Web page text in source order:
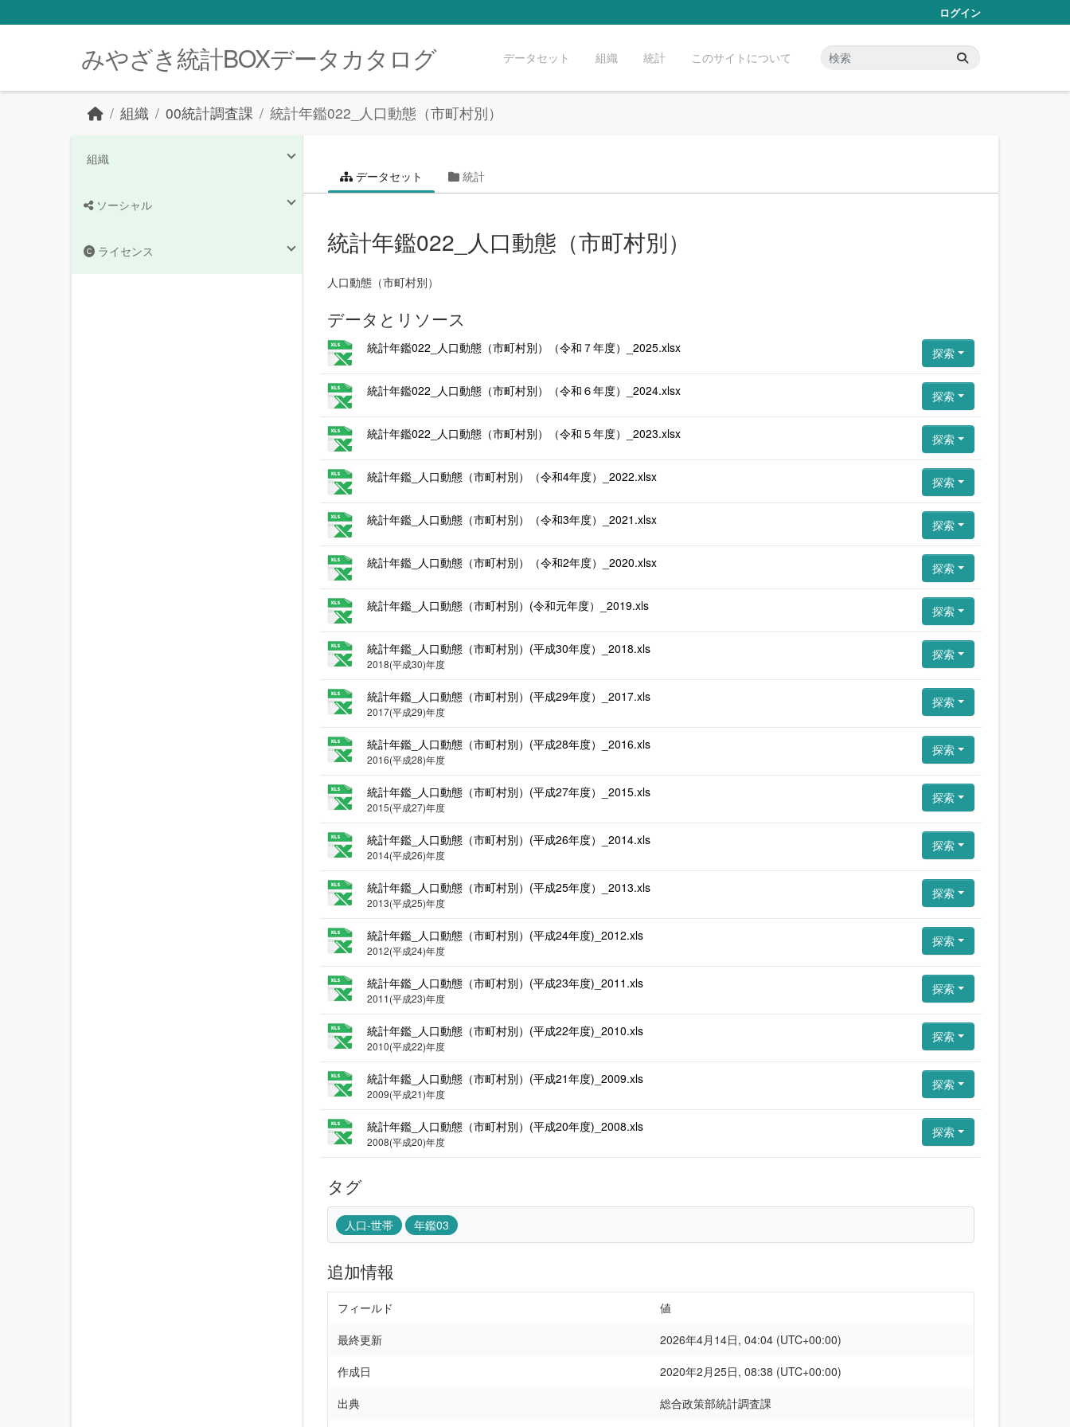
ログイン
みやざき統計BOXデータカタログ データセット 組織 統計 このサイトについて
組織 00統計調査課 統計年鑑022_人口動態（市町村別）
組織
ソーシャル
ライセンス
データセット 統計
統計年鑑022_人口動態（市町村別）
人口動態（市町村別）
データとリソース
統計年鑑022_人口動態（市町村別）（令和７年度）_2025.xlsx 探索
統計年鑑022_人口動態（市町村別）（令和６年度）_2024.xlsx 探索
統計年鑑022_人口動態（市町村別）（令和５年度）_2023.xlsx 探索
統計年鑑_人口動態（市町村別）（令和4年度）_2022.xlsx 探索
統計年鑑_人口動態（市町村別）（令和3年度）_2021.xlsx 探索
統計年鑑_人口動態（市町村別）（令和2年度）_2020.xlsx 探索
統計年鑑_人口動態（市町村別）(令和元年度）_2019.xls 探索
統計年鑑_人口動態（市町村別）(平成30年度）_2018.xls
2018(平成30)年度
探索
統計年鑑_人口動態（市町村別）(平成29年度）_2017.xls
2017(平成29)年度
探索
統計年鑑_人口動態（市町村別）(平成28年度）_2016.xls
2016(平成28)年度
探索
統計年鑑_人口動態（市町村別）(平成27年度）_2015.xls
2015(平成27)年度
探索
統計年鑑_人口動態（市町村別）(平成26年度）_2014.xls
2014(平成26)年度
探索
統計年鑑_人口動態（市町村別）(平成25年度）_2013.xls
2013(平成25)年度
探索
統計年鑑_人口動態（市町村別）(平成24年度)_2012.xls
2012(平成24)年度
探索
統計年鑑_人口動態（市町村別）(平成23年度)_2011.xls
2011(平成23)年度
探索
統計年鑑_人口動態（市町村別）(平成22年度)_2010.xls
2010(平成22)年度
探索
統計年鑑_人口動態（市町村別）(平成21年度)_2009.xls
2009(平成21)年度
探索
統計年鑑_人口動態（市町村別）(平成20年度)_2008.xls
2008(平成20)年度
探索
タグ
人口-世帯 年鑑03
追加情報
フィールド
値
最終更新
2026年4月14日, 04:04 (UTC+00:00)
作成日
2020年2月25日, 08:38 (UTC+00:00)
出典
総合政策部統計調査課